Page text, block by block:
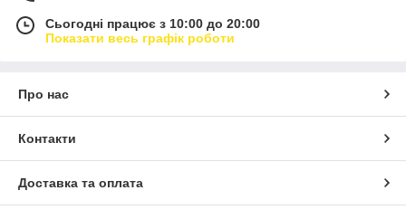
Сьогодні працює з 10:00 до 20:00
Показати весь графік роботи
Про нас
Контакти
Доставка та оплата